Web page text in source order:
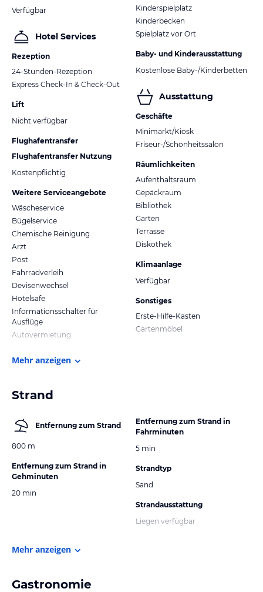
Verfügbar
Hotel Services
Rezeption
24-Stunden-Rezeption
Express Check-In & Check-Out
Lift
Nicht verfügbar
Flughafentransfer
Flughafentransfer Nutzung
Kostenpflichtig
Weitere Serviceangebote
Wäscheservice
Bügelservice
Chemische Reinigung
Arzt
Post
Fahrradverleih
Devisenwechsel
Hotelsafe
Informationsschalter für
Ausflüge
Autovermietung
Kinderspielplatz
Kinderbecken
Spielplatz vor Ort
Baby- und Kinderausstattung
Kostenlose Baby-/Kinderbetten
Ausstattung
Geschäfte
Minimarkt/Kiosk
Friseur-/Schönheitssalon
Räumlichkeiten
Aufenthaltsraum
Gepäckraum
Bibliothek
Garten
Terrasse
Diskothek
Klimaanlage
Verfügbar
Sonstiges
Erste-Hilfe-Kasten
Gartenmöbel
Mehr anzeigen
Strand
Entfernung zum Strand
800 m
Entfernung zum Strand in
Gehminuten
20 min
Entfernung zum Strand in
Fahrminuten
5 min
Strandtyp
Sand
Strandausstattung
Liegen verfügbar
Mehr anzeigen
Gastronomie